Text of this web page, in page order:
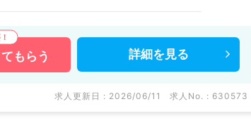
もらう 詳細を 見る
求人更新日 : 2026/06/11 求人No. : 630573